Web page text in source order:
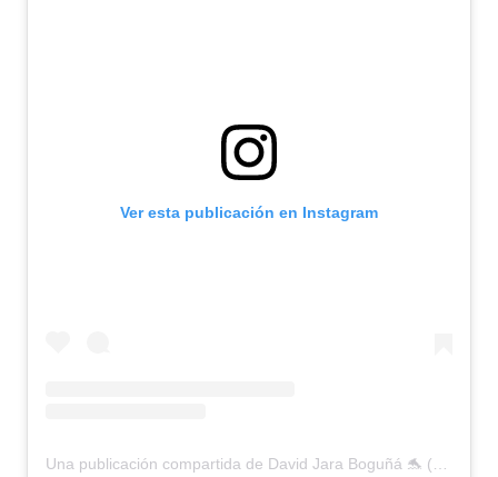
Ver esta publicación en Instagram